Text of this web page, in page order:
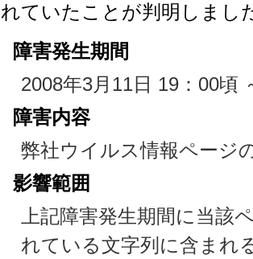
れていたことが判明しまし
障害発生期間
2008年3月11日 19：00頃
障害内容
弊社ウイルス情報ページ
影響範囲
上記障害発生期間に当該
れている文字列に含まれ